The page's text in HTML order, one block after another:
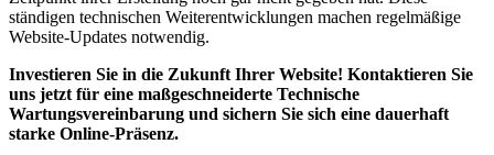
ständigen technischen Weiterentwicklungen machen regelmäßige
Website-Updates notwendig.
Investieren Sie in die Zukunft Ihrer Website! Kontaktieren Sie
uns jetzt für eine maßgeschneiderte Technische
Wartungsvereinbarung und sichern Sie sich eine dauerhaft
starke Online-Präsenz.